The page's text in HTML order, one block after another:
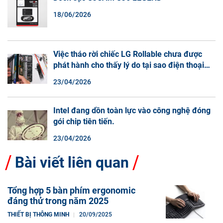
18/06/2026
Việc tháo rời chiếc LG Rollable chưa được
phát hành cho thấy lý do tại sao điện thoại
23/04/2026
Intel đang dồn toàn lực vào công nghệ đóng
gói chip tiên tiến.
23/04/2026
Bài viết liên quan
Tổng hợp 5 bàn phím ergonomic
đáng thử trong năm 2025
THIẾT BỊ THÔNG MINH 20/09/2025